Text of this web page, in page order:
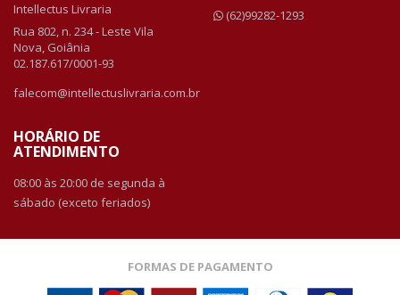
Intellectus Livraria
Rua 802, n. 234 - Leste Vila
Nova, Goiânia
02.187.617/0001-93
falecom@intellectuslivraria.com.br
HORÁRIO DE
ATENDIMENTO
08:00 às 20:00 de segunda à
sábado (exceto feriados)
(62)99282-1293
FORMAS DE PAGAMENTO